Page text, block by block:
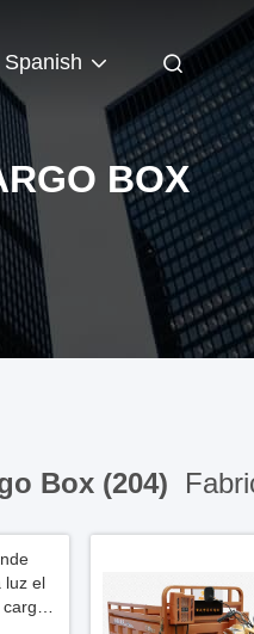
Spanish
BOX
Box (204)
luz el